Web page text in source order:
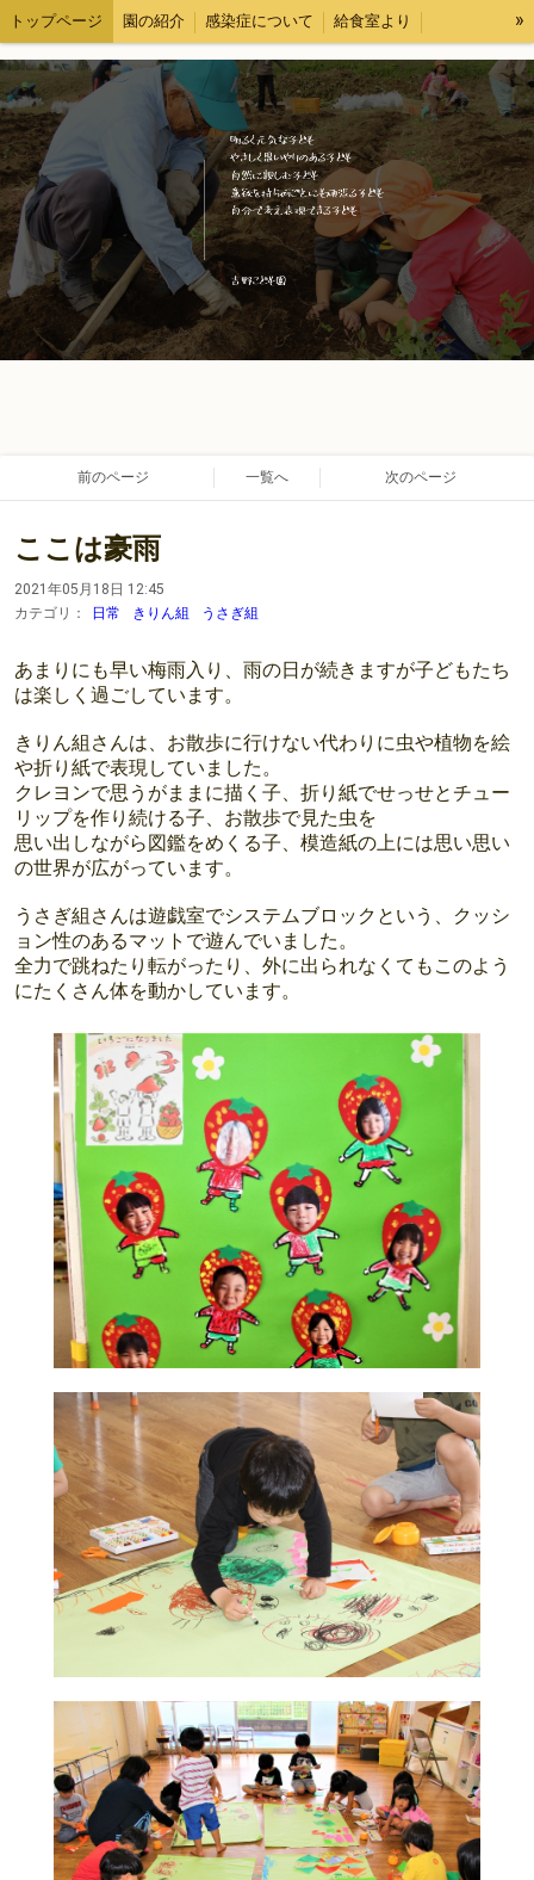
トップページ 園の紹介 感染症について 給食室より
各種様式 求人情報 ブログ 情報公開
»
前のページ 一覧へ 次のページ
ここは豪雨
2021年05月18日 12:45
カテゴリ：
日常 きりん組 うさぎ組
あまりにも早い梅雨入り、雨の日が続きますが子どもたち
は楽しく過ごしています。
きりん組さんは、お散歩に行けない代わりに虫や植物を絵
や折り紙で表現していました。
クレヨンで思うがままに描く子、折り紙でせっせとチュー
リップを作り続ける子、お散歩で見た虫を
思い出しながら図鑑をめくる子、模造紙の上には思い思い
の世界が広がっています。
うさぎ組さんは遊戯室でシステムブロックという、クッシ
ョン性のあるマットで遊んでいました。
全力で跳ねたり転がったり、外に出られなくてもこのよう
にたくさん体を動かしています。